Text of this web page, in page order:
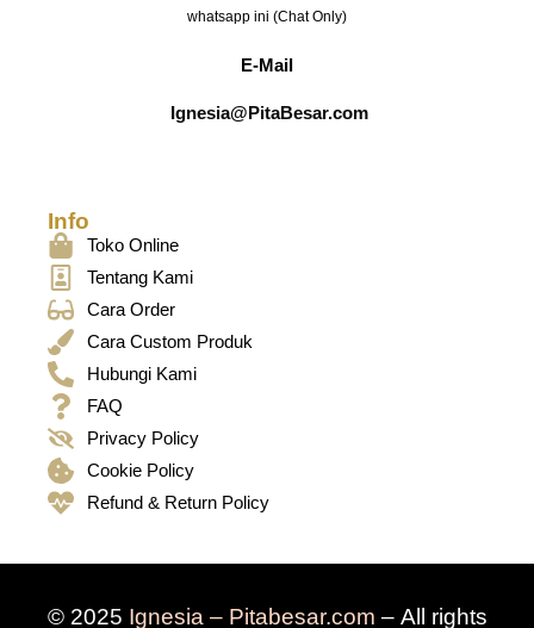
whatsapp ini (Chat Only)
E-Mail
Ignesia@PitaBesar.com
Info
Toko Online
Tentang Kami
Cara Order
Cara Custom Produk
Hubungi Kami
FAQ
Privacy Policy
Cookie Policy
Refund & Return Policy
© 2025 Ignesia – Pitabesar.com – All rights